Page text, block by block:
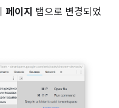
페이지 탭으로 변경되었